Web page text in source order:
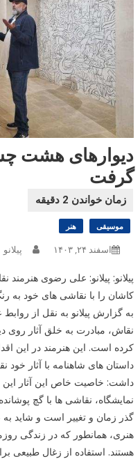
دیوارهای هشت
گرفت
موسیقی هنر
اسفند ۲۴, ۱۴۰۳ پیلانو
پیلانو: پیلانو: علی رضوی
کاشان را با نقاشی های خود به
به گزارش پیلانو به نقل از
نقاش، مبادرت به خلق آثار
کرده است. این هنرمند در این
داستان های شاهنامه با آثار
نمایشگاه، نقاشی ها با گچ
گذر زمان و تغییر است و شاید به
هنری، همانطور که در زندگی
هستند. استفاده از زغال طبیعی